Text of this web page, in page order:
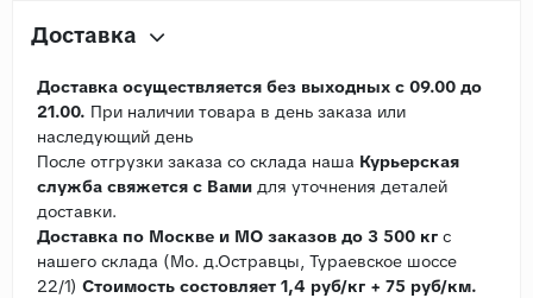
Доставка
Доставка осуществляется без выходных с 09.00 до
21.00. При наличии товара в день заказа или
наследующий день
После отгрузки заказа со склада наша Курьерская
служба свяжется с Вами для уточнения деталей
доставки.
Доставка по Москве и МО заказов до 3 500 кг с
нашего склада (Мо. д.Остравцы, Тураевское шоссе
22/1) Стоимость состовляет 1,4 руб/кг + 75 руб/км.